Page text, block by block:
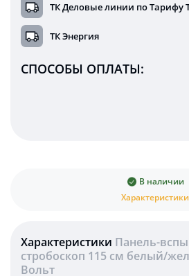
ТК Деловые линии по Тарифу
ТК Энергия
СПОСОБЫ ОПЛАТЫ:
Характеристики
В наличии
Характеристики Панель-
стробоскоп 115 см белый/
Вольт